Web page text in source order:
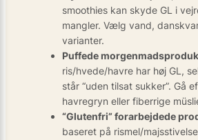
smoothies kan skyde GL i
mangler. Vælg vand,
varianter.
Puffede
ris/hvede/havre har høj GL,
står “uden tilsat sukker”. Gå
havregryn eller fiberrige
“Glutenfri” forarbejdede
baseret på rismel/